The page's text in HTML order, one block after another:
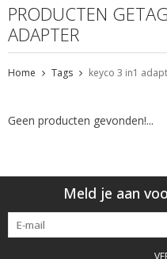
PRODUCTEN
ADAPTER
Home Tags keyco 3 in1
Geen producten gevonden!...
Meld je aan